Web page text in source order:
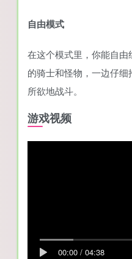
自由模式
在这个模式里，你能自
的骑士和怪物，一边仔
所欲地战斗。
游戏视频
00:00 / 04:38